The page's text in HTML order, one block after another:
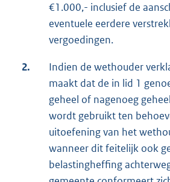
€1.000,- inclusief de
eventuele eerdere
vergoedingen.
2.
Indien de wethouder
maakt dat de in lid 1
geheel of nagenoeg
wordt gebruikt ten
uitoefening van het
wanneer dit feitelijk ook
belastingheffing